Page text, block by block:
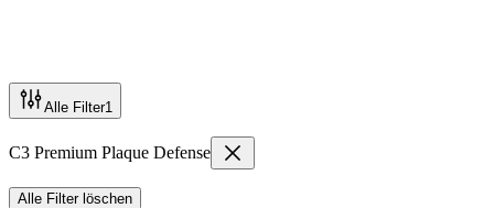
Alle Filter1
C3 Premium Plaque Defense
Alle Filter löschen